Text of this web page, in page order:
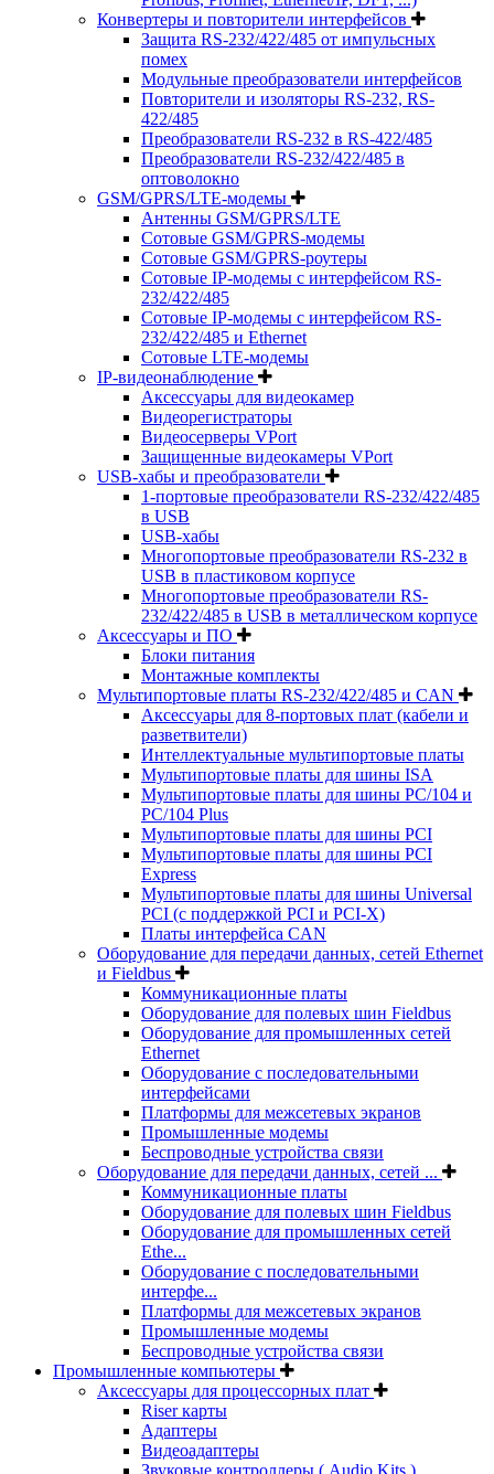
Конвертеры и повторители интерфейсов
Защита RS-232/422/485 от импульсных
помех
Модульные преобразователи интерфейсов
Повторители и изоляторы RS-232, RS-
422/485
Преобразователи RS-232 в RS-422/485
Преобразователи RS-232/422/485 в
оптоволокно
GSM/GPRS/LTE-модемы
Антенны GSM/GPRS/LTE
Сотовые GSM/GPRS-модемы
Сотовые GSM/GPRS-роутеры
Сотовые IP-модемы с интерфейсом RS-
232/422/485
Сотовые IP-модемы с интерфейсом RS-
232/422/485 и Ethernet
Сотовые LTE-модемы
IP-видеонаблюдение
Аксессуары для видеокамер
Видеорегистраторы
Видеосерверы VPort
Защищенные видеокамеры VPort
USB-хабы и преобразователи
1-портовые преобразователи RS-232/422/485
в USB
USB-хабы
Многопортовые преобразователи RS-232 в
USB в пластиковом корпусе
Многопортовые преобразователи RS-
232/422/485 в USB в металлическом корпусе
Аксессуары и ПО
Блоки питания
Монтажные комплекты
Мультипортовые платы RS-232/422/485 и CAN
Аксессуары для 8-портовых плат (кабели и
разветвители)
Интеллектуальные мультипортовые платы
Мультипортовые платы для шины ISA
Мультипортовые платы для шины PC/104 и
PC/104 Plus
Мультипортовые платы для шины PCI
Мультипортовые платы для шины PCI
Express
Мультипортовые платы для шины Universal
PCI (с поддержкой PCI и PCI-X)
Платы интерфейса CAN
Оборудование для передачи данных, сетей Ethernet
и Fieldbus
Коммуникационные платы
Оборудование для полевых шин Fieldbus
Оборудование для промышленных сетей
Ethernet
Оборудование с последовательными
интерфейсами
Платформы для межсетевых экранов
Промышленные модемы
Беспроводные устройства связи
Оборудование для передачи данных, сетей ...
Коммуникационные платы
Оборудование для полевых шин Fieldbus
Оборудование для промышленных сетей
Ethe...
Оборудование с последовательными
интерфе...
Платформы для межсетевых экранов
Промышленные модемы
Беспроводные устройства связи
Промышленные компьютеры
Аксессуары для процессорных плат
Riser карты
Адаптеры
Видеоадаптеры
Звуковые контроллеры ( Audio Kits )